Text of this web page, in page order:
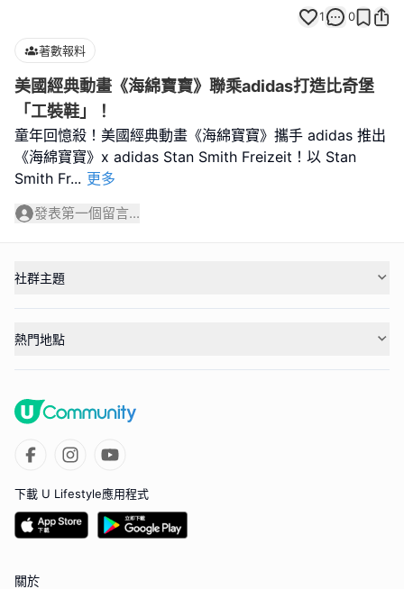
1 0
著數報料
美國經典動畫《海綿寶寶》聯乘adidas打造比奇堡
「工裝鞋」！
童年回憶殺！美國經典動畫《海綿寶寶》攜手 adidas 推出
《海綿寶寶》x adidas Stan Smith Freizeit！以 Stan
Smith Fr... 更多
發表第一個留言...
社群主題
熱門地點
下載 U Lifestyle應用程式
關於